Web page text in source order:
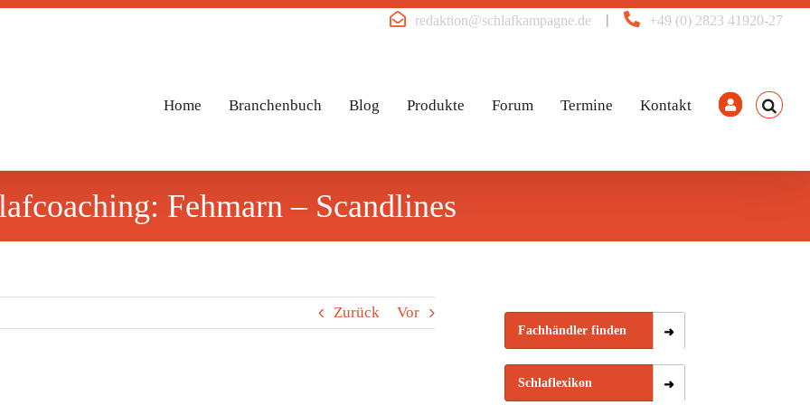
+49 (0) 2823 41920-27
|
redaktion@schlafkampagne.de
Home Branchenbuch Blog Produkte Forum Termine Kontakt
Fehmarn – Scandlines
Zurück Vor
Fachhändler finden
Schlaflexikon